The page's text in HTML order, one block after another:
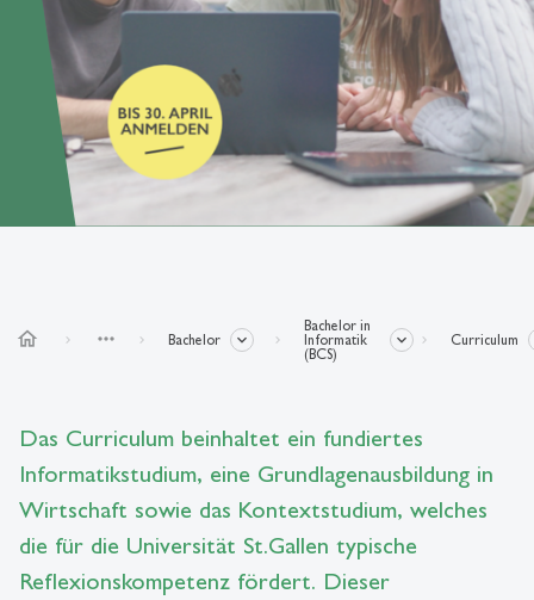
home more_horiz Bachelor
Bachelor in
Informatik
(BCS)
Curriculum
Das Curriculum beinhaltet ein fundiertes
Informatikstudium, eine Grundlagenausbildung in
Wirtschaft sowie das Kontextstudium, welches
die für die Universität St.Gallen typische
Reflexionskompetenz fördert. Dieser